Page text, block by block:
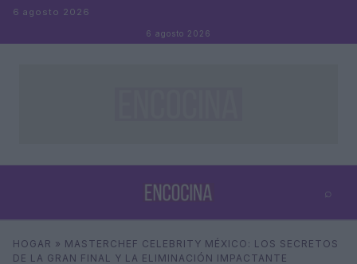
Saltar al contenido
6 agosto 2026
6 agosto 2026
⌕
Buscar ⌕ ×
HOGAR » MASTERCHEF CELEBRITY MÉXICO: LOS SECRETOS
DE LA GRAN FINAL Y LA ELIMINACIÓN IMPACTANTE